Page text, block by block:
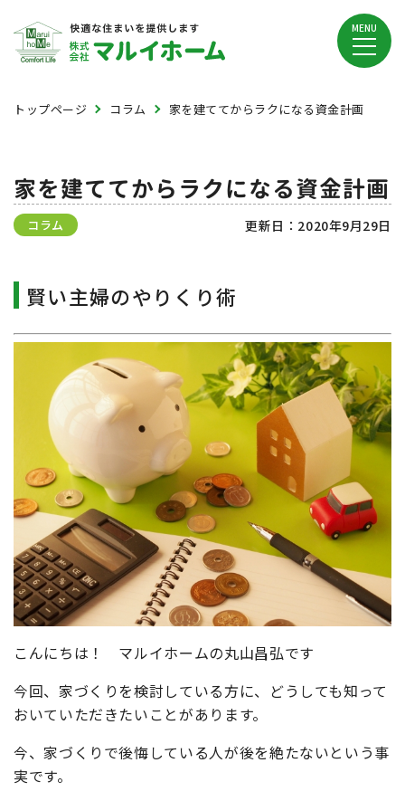
MENU
トップページ コラム 家を建ててからラクになる資金計画
家を建ててからラクになる資金計画
コラム 更新日： 2020年9月29日
賢い主婦のやりくり術
こんにちは！ マルイホームの丸山昌弘です
今回、家づくりを検討している方に、どうしても知って
おいていただきたいことがあります。
今、家づくりで後悔している人が後を絶たないという事
実です。